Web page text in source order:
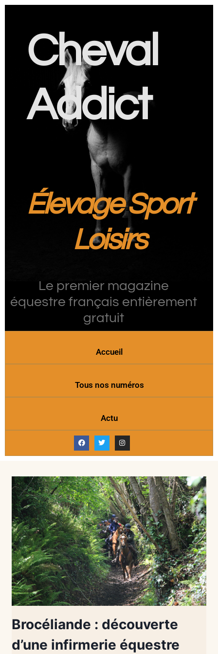
Cheval
Addict
Élevage Sport
Loisirs
Le premier magazine
équestre français entièrement
gratuit
Accueil
Tous nos numéros
Actu
Brocéliande : découverte
d’une infirmerie équestre